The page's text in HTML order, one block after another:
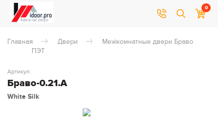
0
Главная Двери
Межкомнатные двери Браво
ПЭТ
Браво-0.21.А
Артикул:
White Silk